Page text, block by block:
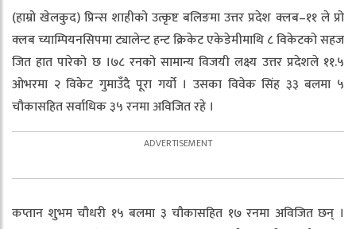
(हाम्रो खेलकुद) प्रिन्स शाहीको उत्कृष्ट बलिङमा उत्तर प्रदेश क्लब–११ ले प्रो
क्लब च्याम्पियनसिपमा ट्यालेन्ट हन्ट क्रिकेट एकेडेमीमाथि ८ विकेटको सहज
जित हात पारेको छ ।७८ रनको सामान्य विजयी लक्ष्य उत्तर प्रदेशले ११.५
ओभरमा २ विकेट गुमाउँदै पूरा गर्यो । उसका विवेक सिंह ३३ बलमा ५
चौकासहित सर्वाधिक ३५ रनमा अविजित रहे ।
कप्तान शुभम चौधरी १५ बलमा ३ चौकासहित १७ रनमा अविजित छन् ।